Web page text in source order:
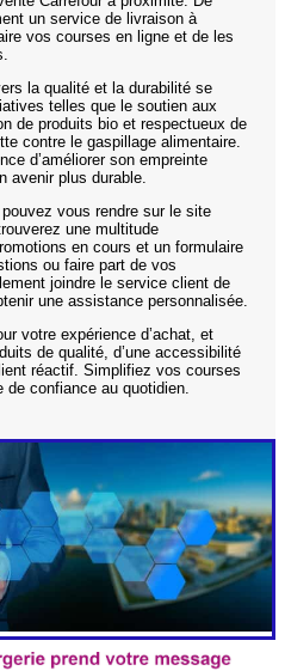
un service de livraison à
vos courses en ligne et de les
la qualité et la durabilité se
telles que le soutien aux
de produits bio et respectueux de
contre le gaspillage alimentaire.
d’améliorer son empreinte
avenir plus durable.
vous rendre sur le site
une multitude
en cours et un formulaire
ou faire part de vos
joindre le service client de
une assistance personnalisée.
votre expérience d’achat, et
de qualité, d’une accessibilité
réactif. Simplifiez vos courses
de confiance au quotidien.